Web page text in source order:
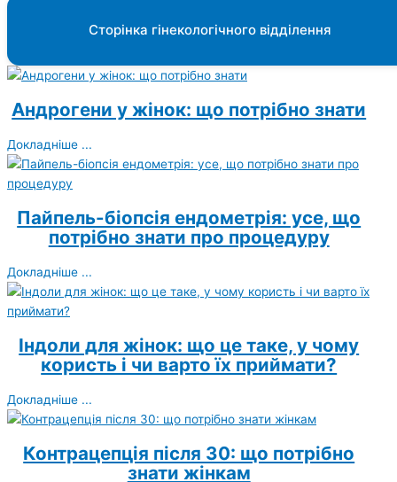
Сторінка гінекологічного відділення
Андрогени у жінок: що потрібно знати
Докладніше ...
Пайпель-біопсія ендометрія: усе, що
потрібно знати про процедуру
Докладніше ...
Індоли для жінок: що це таке, у чому
користь і чи варто їх приймати?
Докладніше ...
Контрацепція після 30: що потрібно
знати жінкам